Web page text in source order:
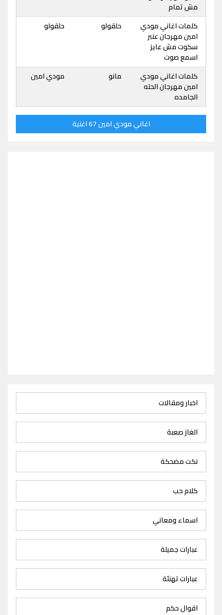
مش تمام
كلمات اغاني مودي
امين مهرجان عنبر
سكوت مش عايز
اسمع صوت
حلقولو حلقولو
كلمات اغاني مودي
امين مهرجان الحته
الجامده
مانو مودي امين
اغاني مودي امين 67 اغنية
اخبار ومقالات
الغاز صعبة
نكت مضحكة
كلام حب
اسماء ومعاني
عبارات جميلة
عبارات تهنئة
اقوال حكم